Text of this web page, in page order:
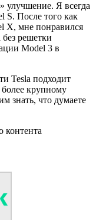
улучшение. Я всегда
S. После того как
X, мне понравился
решетки
Model 3 в
Tesla подходит
крупному
знать, что думаете
контента